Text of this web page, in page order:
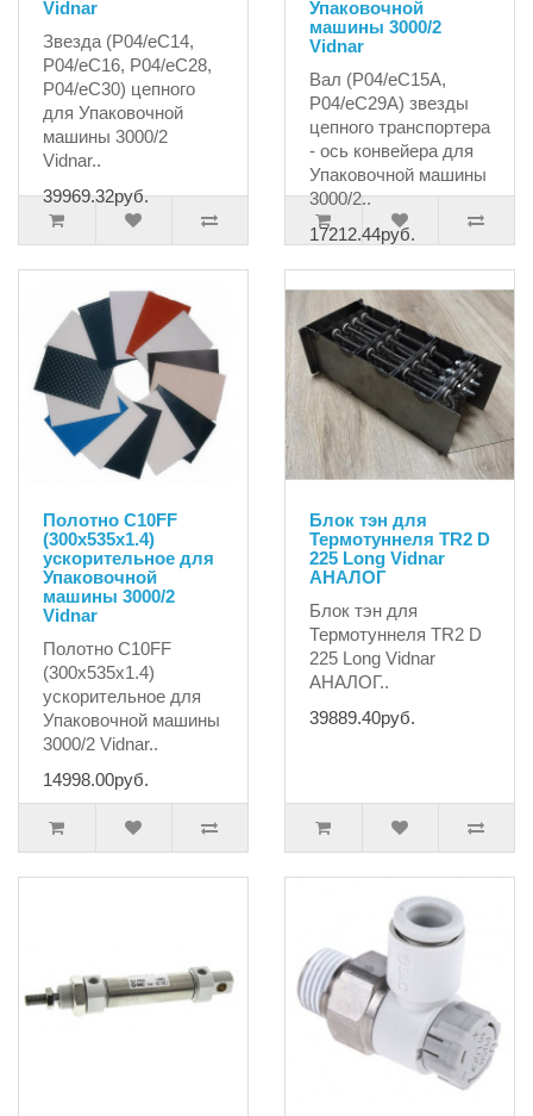
Vidnar
Звезда (P04/eC14,
P04/eC16, P04/eC28,
P04/eC30) цепного
для Упаковочной
машины 3000/2
Vidnar..
39969.32руб.
Упаковочной
машины 3000/2
Vidnar
Вал (P04/eC15A,
P04/eC29A) звезды
цепного транспортера
- ось конвейера для
Упаковочной машины
3000/2..
17212.44руб.
Полотно C10FF
(300х535x1.4)
ускорительное для
Упаковочной
машины 3000/2
Vidnar
Полотно C10FF
(300х535x1.4)
ускорительное для
Упаковочной машины
3000/2 Vidnar..
14998.00руб.
Блок тэн для
Термотуннеля TR2 D
225 Long Vidnar
АНАЛОГ
Блок тэн для
Термотуннеля TR2 D
225 Long Vidnar
АНАЛОГ..
39889.40руб.